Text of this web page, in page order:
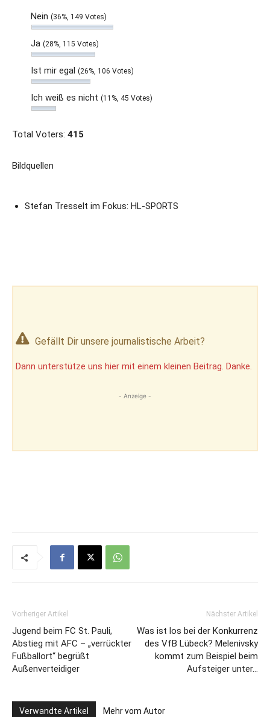
Nein (36%, 149 Votes)
Ja (28%, 115 Votes)
Ist mir egal (26%, 106 Votes)
Ich weiß es nicht (11%, 45 Votes)
Total Voters: 415
Bildquellen
Stefan Tresselt im Fokus: HL-SPORTS
Gefällt Dir unsere journalistische Arbeit?
Dann unterstütze uns hier mit einem kleinen Beitrag. Danke.
- Anzeige -
Vorheriger Artikel
Jugend beim FC St. Pauli,
Abstieg mit AFC – „verrückter
Fußballort“ begrüßt
Außenverteidiger
Nächster Artikel
Was ist los bei der Konkurrenz
des VfB Lübeck? Melenivsky
kommt zum Beispiel beim
Aufsteiger unter…
Verwandte Artikel Mehr vom Autor